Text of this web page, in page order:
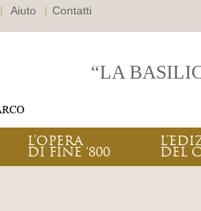
| Aiuto | Contatti
“LA
L’OPERA
DI FINE ‘800 DEL